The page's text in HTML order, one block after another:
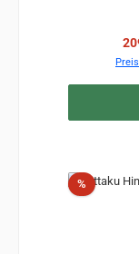
%Rabatt